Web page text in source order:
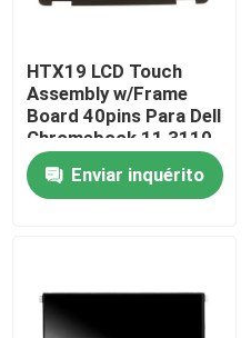
de Dell
de HP
de Macbook
HTX19 LCD Touch
Assembly w/Frame
Board 40pins Para Dell
Chromebook 11 3110
2 em 1
Enviar inquérito